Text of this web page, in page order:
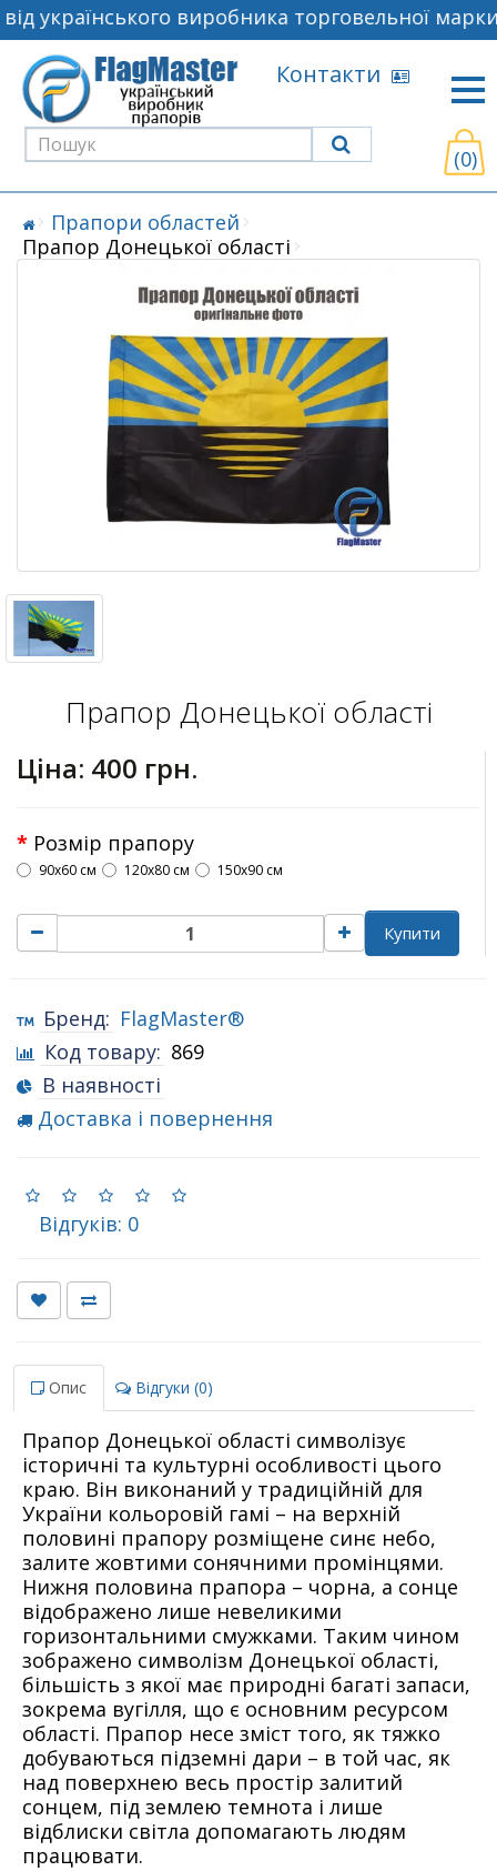
українського виробника торговельної
Контакти
(0)
Прапори областей
Прапор Донецької області
Прапор Донецької області
Ціна: 400 грн.
Розмір прапору
90х60 см 120х80 см 150х90 см
Купити
Бренд: FlagMaster®
Код товару: 869
В наявності
Доставка і повернення
Відгуків: 0
Опис Відгуки (0)
Прапор Донецької області символізує
історичні та культурні особливості цього
краю. Він виконаний у традиційній для
України кольоровій гамі – на верхній
половині прапору розміщене синє небо,
залите жовтими сонячними промінцями.
Нижня половина прапора – чорна, а сонце
відображено лише невеликими
горизонтальними смужками. Таким чином
зображено символізм Донецької області,
більшість з якої має природні багаті запаси,
зокрема вугілля, що є основним ресурсом
області. Прапор несе зміст того, як тяжко
добуваються підземні дари – в той час, як
над поверхнею весь простір залитий
сонцем, під землею темнота і лише
відблиски світла допомагають людям
працювати.